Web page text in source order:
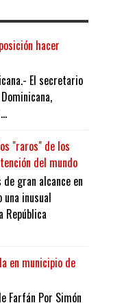
hacer
El secretario
"raros" de los
del mundo
de gran alcance en
inusual
República
en municipio de
Farfán Por Simón